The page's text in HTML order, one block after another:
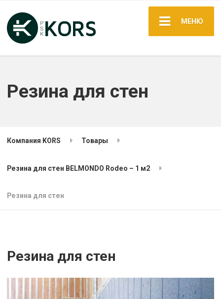
МЕНЮ
Резина для стен
Компания KORS Товары
Резина для стен BELMONDO Rodeo – 1 м2
Резина для стен
Резина для стен